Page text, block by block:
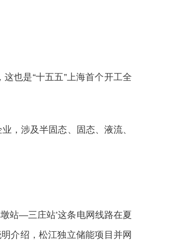
也是“十五五”上海首个开工全
，涉及半固态、固态、液流、
—三庄站’这条电网线路在夏
介绍，松江独立储能项目并网